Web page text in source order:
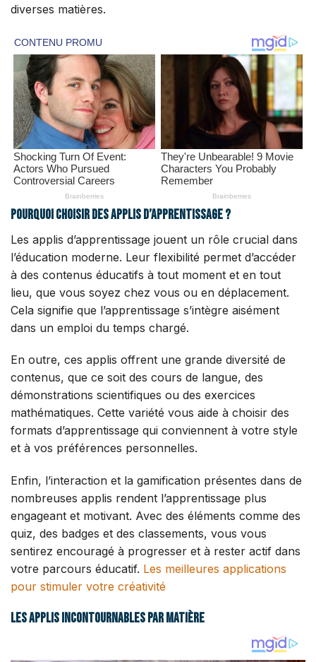
diverses matières.
Pourquoi choisir des applis d’apprentissage ?
Les applis d’apprentissage jouent un rôle crucial dans
l’éducation moderne. Leur flexibilité permet d’accéder
à des contenus éducatifs à tout moment et en tout
lieu, que vous soyez chez vous ou en déplacement.
Cela signifie que l’apprentissage s’intègre aisément
dans un emploi du temps chargé.
En outre, ces applis offrent une grande diversité de
contenus, que ce soit des cours de langue, des
démonstrations scientifiques ou des exercices
mathématiques. Cette variété vous aide à choisir des
formats d’apprentissage qui conviennent à votre style
et à vos préférences personnelles.
Enfin, l’interaction et la gamification présentes dans de
nombreuses applis rendent l’apprentissage plus
engageant et motivant. Avec des éléments comme des
quiz, des badges et des classements, vous vous
sentirez encouragé à progresser et à rester actif dans
votre parcours éducatif. Les meilleures applications
pour stimuler votre créativité
Les applis incontournables par matière